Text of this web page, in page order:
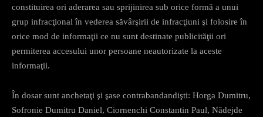
constituirea ori aderarea sau sprijinirea sub orice formă a unui
grup infracţional în vederea săvârşirii de infracţiuni şi folosire în
orice mod de informaţii ce nu sunt destinate publicităţii ori
permiterea accesului unor persoane neautorizate la aceste
informaţii.
În dosar sunt anchetaţi şi şase contrabandandişti: Horga Dumitru,
Sofronie Dumitru Daniel, Ciornenchi Constantin Paul, Nădejde